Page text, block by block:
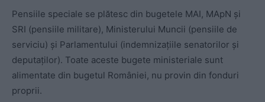
Pensiile speciale se plătesc din bugetele MAI, MApN și
SRI (pensiile militare), Ministerului Muncii (pensiile de
serviciu) și Parlamentului (indemnizațiile senatorilor și
deputaților). Toate aceste bugete ministeriale sunt
alimentate din bugetul României, nu provin din fonduri
proprii.